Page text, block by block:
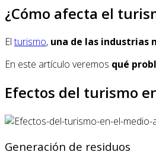
¿Cómo afecta el
Elturismo, una de las industrias
En este artículo veremos qué
Efectos del turismo
Generación de residuos